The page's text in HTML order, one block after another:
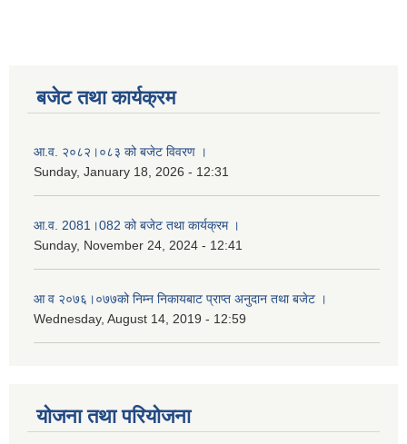
बजेट तथा कार्यक्रम
आ.व. २०८२।०८३ को बजेट विवरण ।
Sunday, January 18, 2026 - 12:31
आ.व. 2081।082 को बजेट तथा कार्यक्रम ।
Sunday, November 24, 2024 - 12:41
आ‌ व २०७६।०७७को निम्न निकायबाट प्राप्त अनुदान तथा बजेट ।
Wednesday, August 14, 2019 - 12:59
योजना तथा परियोजना